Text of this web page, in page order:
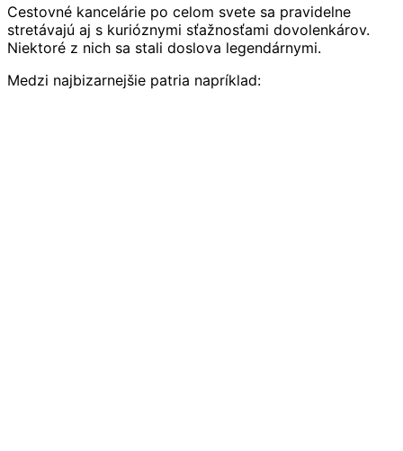
Cestovné kancelárie po celom svete sa pravidelne
stretávajú aj s kurióznymi sťažnosťami dovolenkárov.
Niektoré z nich sa stali doslova legendárnymi.
Medzi najbizarnejšie patria napríklad: